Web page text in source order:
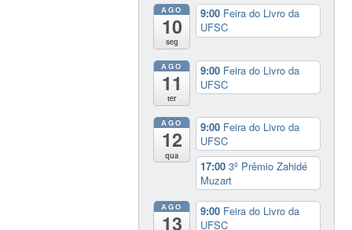
AGO
10
seg
9:00 Feira do Livro da
UFSC
AGO
11
ter
9:00 Feira do Livro da
UFSC
AGO
12
qua
9:00 Feira do Livro da
UFSC
17:003º Prêmio Zahidé
Muzart
AGO
13
9:00 Feira do Livro da
UFSC